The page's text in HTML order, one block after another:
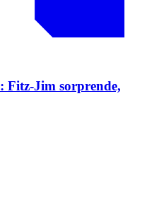
Fitz-Jim sorprende,